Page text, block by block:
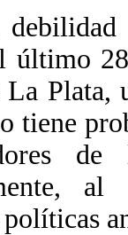
último
Plata,
tiene
de
políticas